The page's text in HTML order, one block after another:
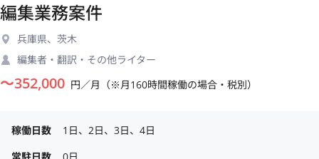
編集業務案件
兵庫県、茨木
編集者・翻訳・その他ライター
〜352,000 円／月（※月160時間稼働の場合・税別）
稼働日数
1日、2日、3日、4日